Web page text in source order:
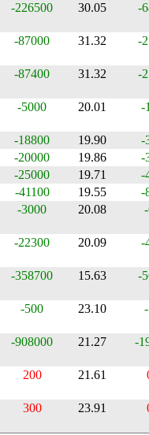
-226500 30.05 -
-87000 31.32 -
-87400 31.32 -
-5000 20.01 -
-18800 19.90
-
-20000 19.86
-
-25000 19.71
-
-41100 19.55
-
-3000 20.08
-22300 20.09 -
-358700 15.63 -
-500 23.10
-908000 21.27 -
200 21.61
300 23.91